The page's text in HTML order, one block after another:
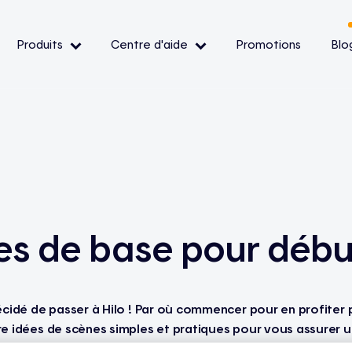
Produits Centre d'aide Promotions
de base pour
de passer à Hilo ! Par où commencer pour en profiter
idées de scènes simples et pratiques pour vous assurer
du matin au soir.